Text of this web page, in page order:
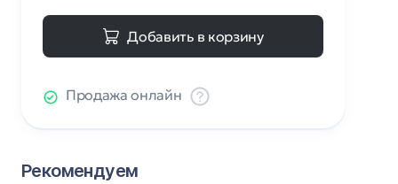
Добавить в корзину
Продажа онлайн
Рекомендуем